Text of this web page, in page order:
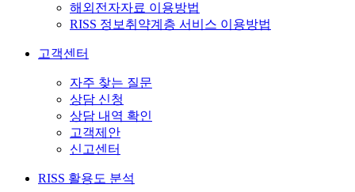
해외전자자료 이용방법
RISS 정보취약계층 서비스 이용방법
고객센터
자주 찾는 질문
상담 신청
상담 내역 확인
고객제안
신고센터
RISS 활용도 분석